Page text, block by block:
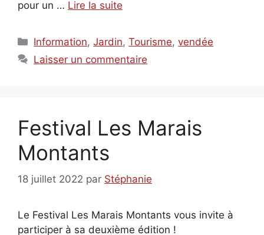
pour un … Lire la suite
Catégories
Information,Jardin,Tourisme,vendée
Laisser un commentaire
Festival Les Marais
Montants
18 juillet 2022 par Stéphanie
Le Festival Les Marais Montants vous invite à
participer à sa deuxième édition !